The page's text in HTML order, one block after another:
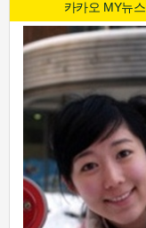
카카오 MY뉴스